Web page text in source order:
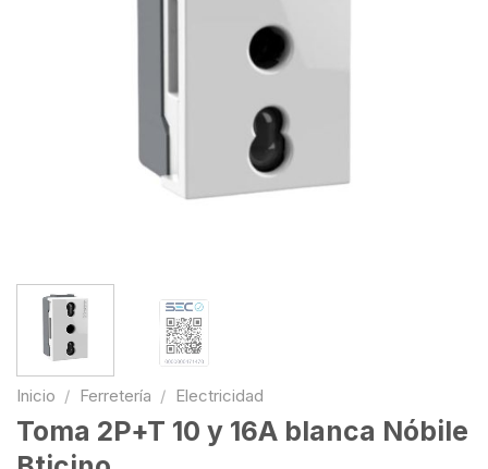
Inicio / Ferretería / Electricidad
Toma 2P+T 10 y 16A blanca Nóbile